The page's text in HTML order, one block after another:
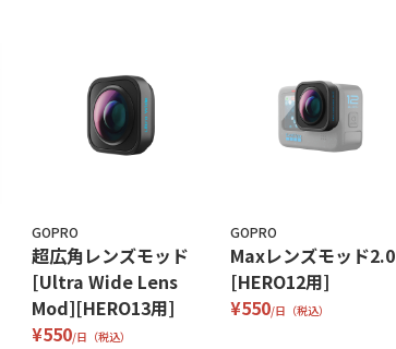
GOPRO
超広角レンズモッド
[Ultra Wide Lens
Mod][HERO13用]
¥550/日（税込）
GOPRO
Maxレンズモッド2.0
[HERO12用]
¥550/日（税込）